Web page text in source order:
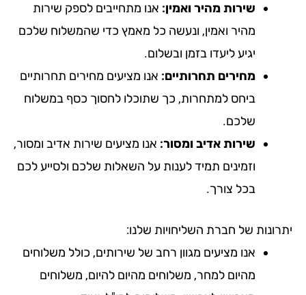
שירות מהיר ואמין:אנו מתחייבים לספק שירות
מהיר ואמין, ונעשה כל מאמץ כדי שהמשלוח שלכם
יגיע ליעדו בזמן ובשלום.
מחירים תחרותיים:אנו מציעים מחירים תחרותיים
ביחס למתחרות, כך שתוכלו לחסוך כסף במשלוח
שלכם.
שירות אדיב ומסור:אנו מציעים שירות אדיב ומסור,
וזמינים תמיד לענות על השאלות שלכם ולסייע לכם
בכל צורך.
של חברת השליחויות שלנו:
אנו מציעים מגוון רחב של שירותים, כולל משלוחים
מהיום למחר, משלוחים מהיום להיום, משלוחים